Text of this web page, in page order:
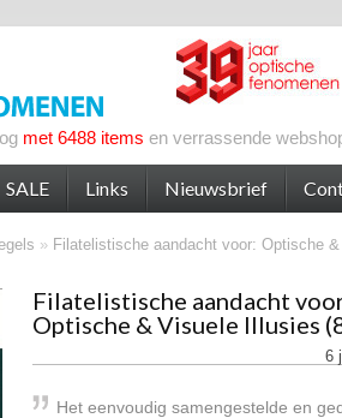
met 6488 items en verrassende
» Filatelistische aandacht voor: Optische
Filatelistische aandacht
Optische & Visuele Illusies
6
Het eenvoudig samengestelde en
SALE Links Nieuwsbrief